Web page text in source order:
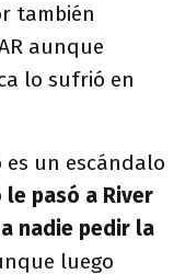
también
aunque
lo sufrió en
es un escándalo
le pasó a River
nadie pedir la
luego